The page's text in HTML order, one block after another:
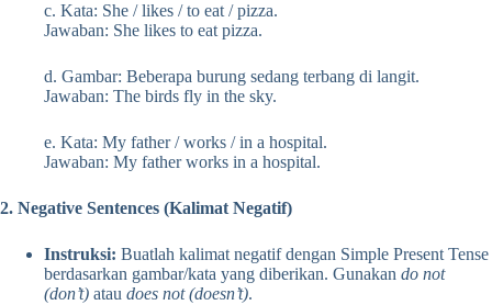
c. Kata: She / likes / to eat / pizza.
Jawaban: She likes to eat pizza.
d. Gambar: Beberapa burung sedang terbang di langit.
Jawaban: The birds fly in the sky.
e. Kata: My father / works / in a hospital.
Jawaban: My father works in a hospital.
2. Negative Sentences (Kalimat Negatif)
Instruksi: Buatlah kalimat negatif dengan Simple Present Tense
berdasarkan gambar/kata yang diberikan. Gunakan do not
(don’t) atau does not (doesn’t).